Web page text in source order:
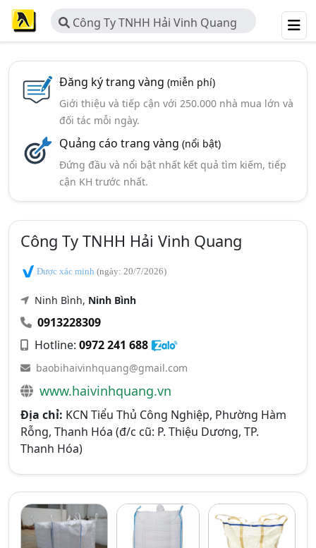
Công Ty TNHH Hải Vinh Quang
Đăng ký trang vàng (miễn phí)
Giới thiệu và tiếp cận với 250.000 nhà mua lớn và
đối tác mỗi ngày.
Quảng cáo trang vàng (nổi bật)
Đứng đầu và nổi bật nhất kết quả tìm kiếm, tiếp
cận KH trước nhất.
Công Ty TNHH Hải Vinh Quang
Được xác minh (ngày: 20/7/2026)
Ninh Bình, Ninh Bình
0913228309
Hotline: 0972 241 688
baobihaivinhquang@gmail.com
www.haivinhquang.vn
Địa chỉ: KCN Tiểu Thủ Công Nghiệp, Phường Hàm
Rỗng, Thanh Hóa (đ/c cũ: P. Thiệu Dương, TP.
Thanh Hóa)